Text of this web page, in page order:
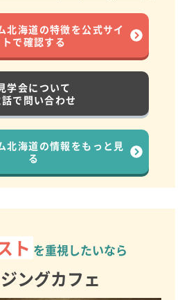
北海道の特徴を公式サイ
トで確認する
学会について
で問い合わせ
北海道の情報をもっと見
る
ト を重視したいなら
ングカフェ